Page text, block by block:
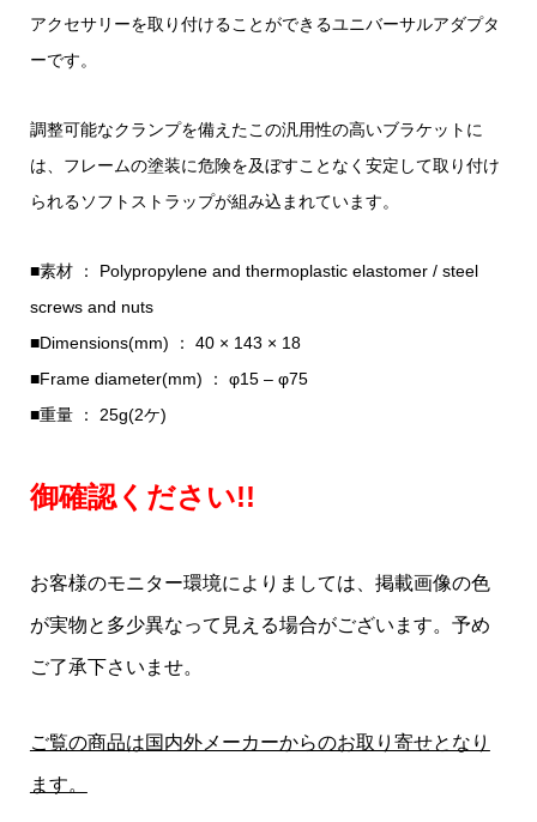
アクセサリーを取り付けることができるユニバーサルアダプタ
ーです。
調整可能なクランプを備えたこの汎用性の高いブラケットに
は、フレームの塗装に危険を及ぼすことなく安定して取り付け
られるソフトストラップが組み込まれています。
■素材 ： Polypropylene and thermoplastic elastomer / steel
screws and nuts
■Dimensions(mm) ： 40 × 143 × 18
■Frame diameter(mm) ： φ15 – φ75
■重量 ： 25g(2ケ)
御確認ください!!
お客様のモニター環境によりましては、掲載画像の色
が実物と多少異なって見える場合がございます。予め
ご了承下さいませ。
ご覧の商品は国内外メーカーからのお取り寄せとなり
ます。